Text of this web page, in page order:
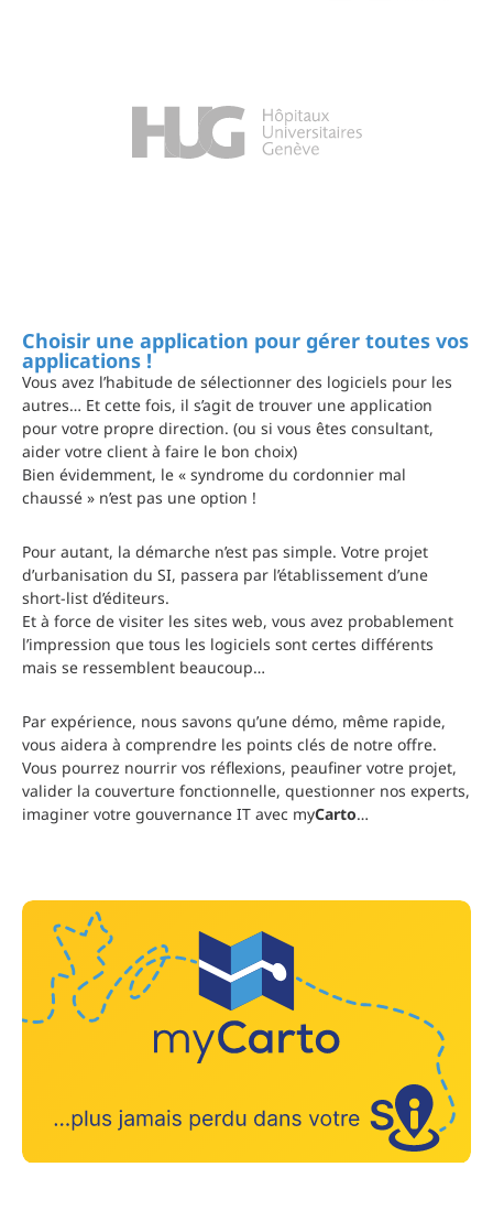
Choisir une application pour gérer toutes vos
applications !
Vous avez l’habitude de sélectionner des logiciels pour les
autres… Et cette fois, il s’agit de trouver une application
pour votre propre direction. (ou si vous êtes consultant,
aider votre client à faire le bon choix)
Bien évidemment, le « syndrome du cordonnier mal
chaussé » n’est pas une option !
Pour autant, la démarche n’est pas simple. Votre projet
d’urbanisation du SI, passera par l’établissement d’une
short-list d’éditeurs.
Et à force de visiter les sites web, vous avez probablement
l’impression que tous les logiciels sont certes différents
mais se ressemblent beaucoup…
Par expérience, nous savons qu’une démo, même rapide,
vous aidera à comprendre les points clés de notre offre.
Vous pourrez nourrir vos réflexions, peaufiner votre projet,
valider la couverture fonctionnelle, questionner nos experts,
imaginer votre gouvernance IT avec myCarto…